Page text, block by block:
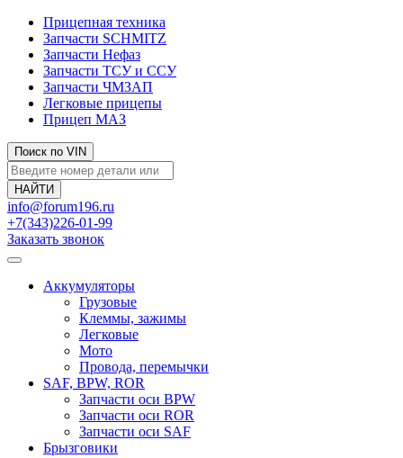
Прицепная техника
Запчасти SCHMITZ
Запчасти Нефаз
Запчасти ТСУ и ССУ
Запчасти ЧМЗАП
Легковые прицепы
Прицеп МАЗ
Поиск по VIN
info@forum196.ru
+7(343)226-01-99
Заказать звонок
Аккумуляторы
Грузовые
Клеммы, зажимы
Легковые
Мото
Провода, перемычки
SAF, BPW, ROR
Запчасти оси BPW
Запчасти оси ROR
Запчасти оси SAF
Брызговики